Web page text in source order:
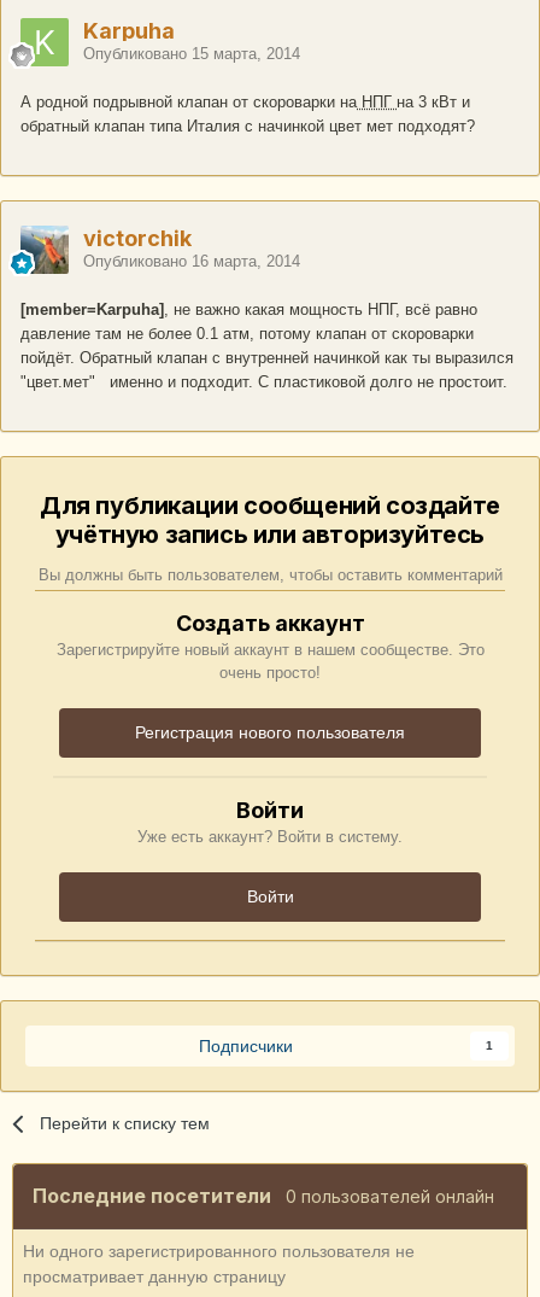
Karpuha
Опубликовано 15 марта, 2014
А родной подрывной клапан от скороварки наНПГ на 3 кВт и
обратный клапан типа Италия с начинкой цвет мет подходят?
victorchik
Опубликовано 16 марта, 2014
[member=Karpuha] , не важно какая мощность НПГ, всё равно
давление там не более 0.1 атм, потому клапан от скороварки
пойдёт. Обратный клапан с внутренней начинкой как ты выразился
"цвет.мет" именно и подходит. С пластиковой долго не простоит.
Для публикации сообщений создайте
учётную запись или авторизуйтесь
Вы должны быть пользователем, чтобы оставить комментарий
Создать аккаунт
Зарегистрируйте новый аккаунт в нашем сообществе. Это
очень просто!
Регистрация нового пользователя
Войти
Уже есть аккаунт? Войти в систему.
Войти
Подписчики 1
Перейти к списку тем
Последние посетители 0 пользователей онлайн
Ни одного зарегистрированного пользователя не
просматривает данную страницу